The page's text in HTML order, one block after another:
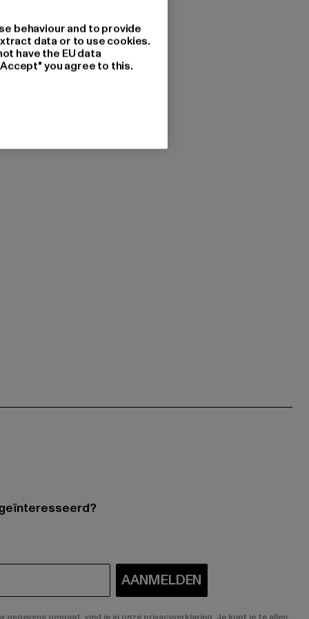
AANMELDEN
behaviour and to provide
data or to use cookies.
have the EU data
you agree to this.